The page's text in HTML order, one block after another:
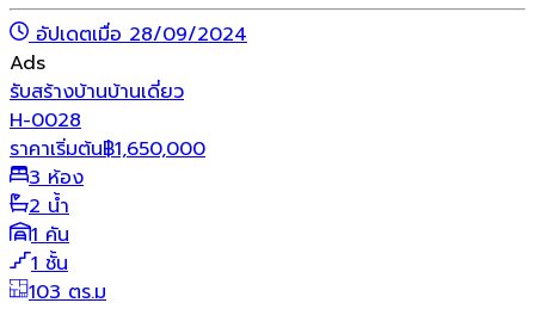
อัปเดตเมื่อ 28/09/2024
Ads
รับสร้างบ้านบ้านเดี่ยว
H-0028
ราคาเริ่มต้น฿1,650,000
3 ห้อง
2 น้ำ
1 คัน
1 ชั้น
103 ตร.ม